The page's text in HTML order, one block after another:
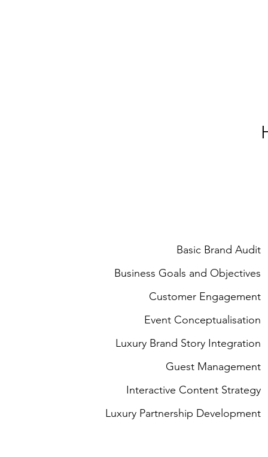
Basic Brand Audit
Business Goals and Objectives
Customer Engagement
Event Conceptualisation
Luxury Brand Story Integration
Guest Management
Interactive Content Strategy
Luxury Partnership Development